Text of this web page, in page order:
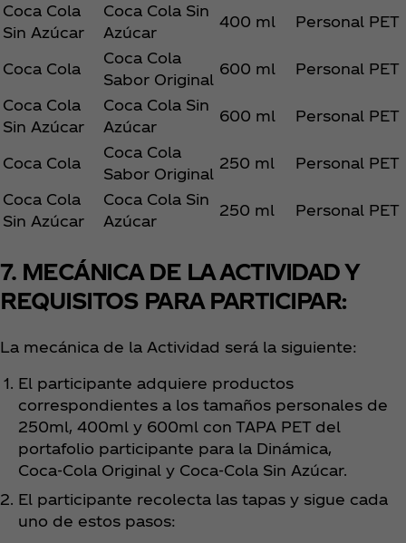
Coca Cola
Sin Azúcar
Coca Cola Sin
Azúcar
400 ml Personal PET
Coca Cola
Coca Cola
Sabor Original
600 ml Personal PET
Coca Cola
Sin Azúcar
Coca Cola Sin
Azúcar
600 ml Personal PET
Coca Cola
Coca Cola
Sabor Original
250 ml Personal PET
Coca Cola
Sin Azúcar
Coca Cola Sin
Azúcar
250 ml Personal PET
7. MECÁNICA DE LA ACTIVIDAD Y
REQUISITOS PARA PARTICIPAR:
La mecánica de la Actividad será la siguiente:
El participante adquiere productos
correspondientes a los tamaños personales de
250ml, 400ml y 600ml con TAPA PET del
portafolio participante para la Dinámica,
Coca‑Cola Original y Coca‑Cola Sin Azúcar.
El participante recolecta las tapas y sigue cada
uno de estos pasos: